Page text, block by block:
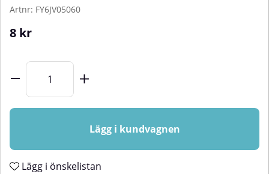
Artnr: FY6JV05060
8 kr
Lägg i kundvagnen
Lägg i önskelistan